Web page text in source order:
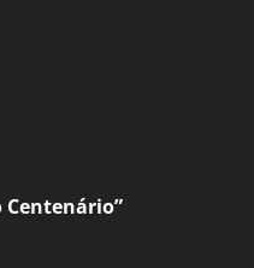
Centenário”